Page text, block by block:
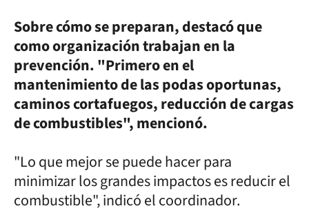
Sobre cómo se preparan, destacó que
como organización trabajan en la
prevención. "Primero en el
mantenimiento de las podas oportunas,
caminos cortafuegos, reducción de cargas
de combustibles", mencionó.
"Lo que mejor se puede hacer para
minimizar los grandes impactos es reducir el
combustible", indicó el coordinador.